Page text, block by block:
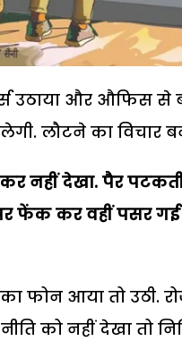
उठाया और औफिस से
लौटने का
कर नहीं देखा. पैर
फेंक कर वहीं पसर
फोन आया तो उठी.
को नहीं देखा तो